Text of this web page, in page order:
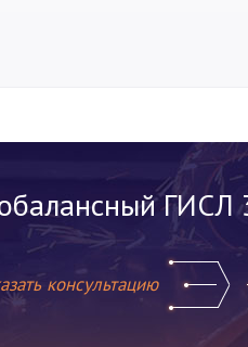
ГИСЛ
консультацию